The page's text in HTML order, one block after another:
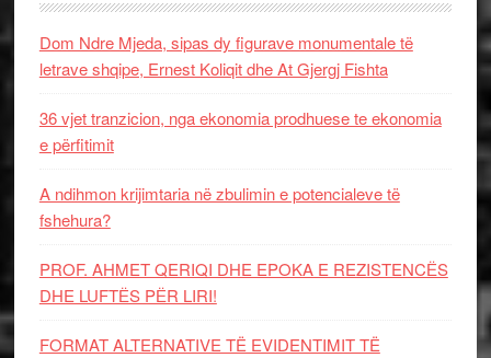
Dom Ndre Mjeda, sipas dy figurave monumentale të
letrave shqipe, Ernest Koliqit dhe At Gjergj Fishta
36 vjet tranzicion, nga ekonomia prodhuese te ekonomia
e përfitimit
A ndihmon krijimtaria në zbulimin e potencialeve të
fshehura?
PROF. AHMET QERIQI DHE EPOKA E REZISTENCЁS
DHE LUFTЁS PЁR LIRI!
FORMAT ALTERNATIVE TË EVIDENTIMIT TË